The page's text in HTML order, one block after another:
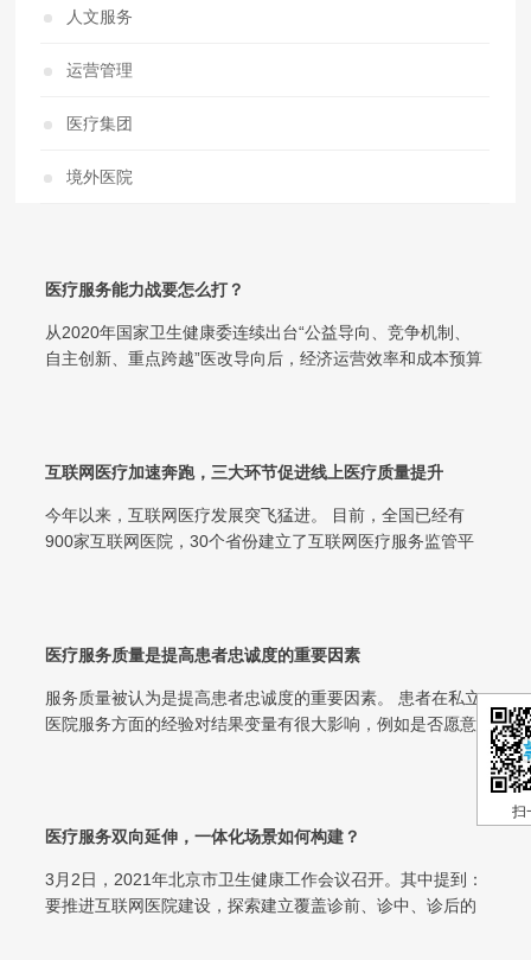
人文服务
运营管理
医疗集团
境外医院
医疗服务能力战要怎么打？
从2020年国家卫生健康委连续出台“公益导向、竞争机制、
自主创新、重点跨越”医改导向后，经济运营效率和成本预算
互联网医疗加速奔跑，三大环节促进线上医疗质量提升
今年以来，互联网医疗发展突飞猛进。 目前，全国已经有
900家互联网医院，30个省份建立了互联网医疗服务监管平
医疗服务质量是提高患者忠诚度的重要因素
服务质量被认为是提高患者忠诚度的重要因素。 患者在私立
医院服务方面的经验对结果变量有很大影响，例如是否愿意
医疗服务双向延伸，一体化场景如何构建？
3月2日，2021年北京市卫生健康工作会议召开。其中提到：
要推进互联网医院建设，探索建立覆盖诊前、诊中、诊后的
扫